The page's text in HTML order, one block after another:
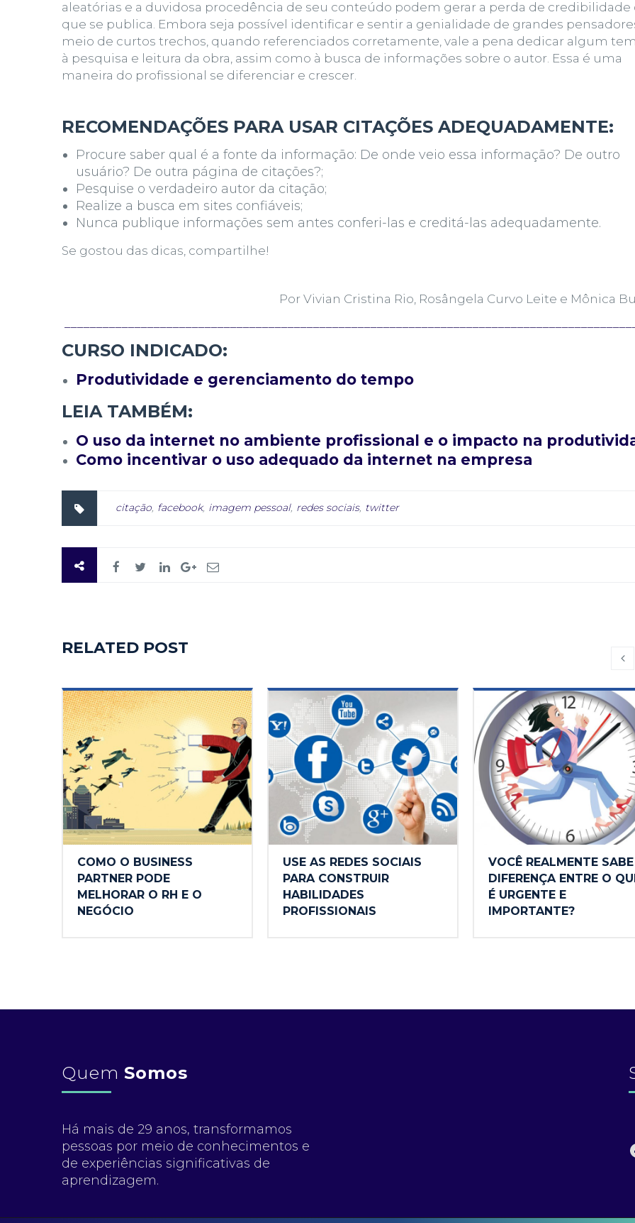
aleatórias e a duvidosa procedência de seu conteúdo podem gerar a perda de credibilidade
que se publica. Embora seja possível identificar e sentir a genialidade de grandes
meio de curtos trechos, quando referenciados corretamente, vale a pena dedicar algum
à pesquisa e leitura da obra, assim como à busca de informações sobre o autor. Essa é uma
maneira do profissional se diferenciar e crescer.
RECOMENDAÇÕES PARA USAR CITAÇÕES ADEQUADAMENTE:
Procure saber qual é a fonte da informação: De onde veio essa informação? De outro
usuário? De outra página de citações?;
Pesquise o verdadeiro autor da citação;
Realize a busca em sites confiáveis;
Nunca publique informações sem antes conferi-las e creditá-las adequadamente.
Se gostou das dicas, compartilhe!
Por Vivian Cristina Rio, Rosângela Curvo Leite e Mônica
CURSO INDICADO:
Produtividade e gerenciamento do tempo
LEIA TAMBÉM:
O uso da internet no ambiente profissional e o impacto na
Como incentivar o uso adequado da internet na empresa
citação, facebook, imagem pessoal, redes sociais, twitter
RELATED POST
COMO O BUSINESS
PARTNER PODE
MELHORAR O RH E O
NEGÓCIO
USE AS REDES SOCIAIS
PARA CONSTRUIR
HABILIDADES
PROFISSIONAIS
VOCÊ REALMENTE
DIFERENÇA ENTRE O
É URGENTE E
IMPORTANTE?
Quem Somos
Há mais de 29 anos, transformamos
pessoas por meio de conhecimentos e
de experiências significativas de
aprendizagem.